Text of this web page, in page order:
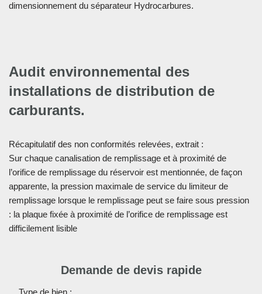
dimensionnement du séparateur Hydrocarbures.
Audit environnemental des
installations de distribution de
carburants.
Récapitulatif des non conformités relevées, extrait :
Sur chaque canalisation de remplissage et à proximité de
l’orifice de remplissage du réservoir est mentionnée, de façon
apparente, la pression maximale de service du limiteur de
remplissage lorsque le remplissage peut se faire sous pression
: la plaque fixée à proximité de l’orifice de remplissage est
difficilement lisible
Demande de devis rapide